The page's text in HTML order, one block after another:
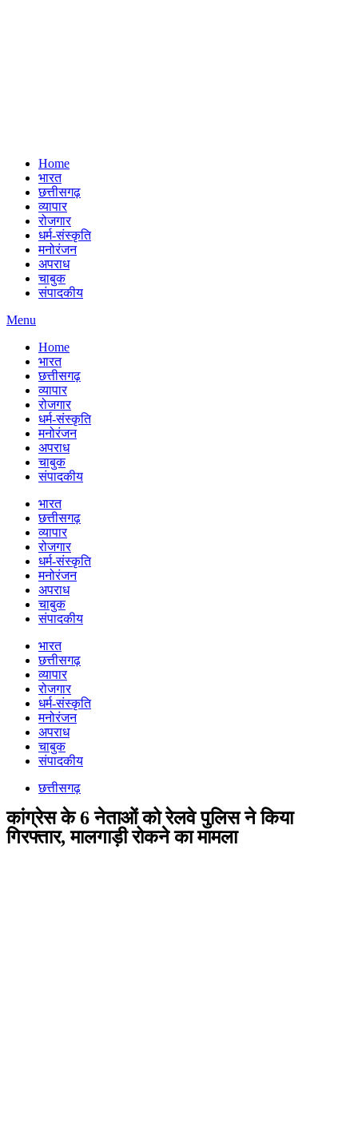
Home
भारत
छत्तीसगढ़
व्यापार
रोजगार
धर्म-संस्कृति
मनोरंजन
अपराध
चाबुक
संपादकीय
Menu
Home
भारत
छत्तीसगढ़
व्यापार
रोजगार
धर्म-संस्कृति
मनोरंजन
अपराध
चाबुक
संपादकीय
भारत
छत्तीसगढ़
व्यापार
रोजगार
धर्म-संस्कृति
मनोरंजन
अपराध
चाबुक
संपादकीय
भारत
छत्तीसगढ़
व्यापार
रोजगार
धर्म-संस्कृति
मनोरंजन
अपराध
चाबुक
संपादकीय
छत्तीसगढ़
कांग्रेस के 6 नेताओं को रेलवे पुलिस ने किया
गिरफ्तार, मालगाड़ी रोकने का मामला